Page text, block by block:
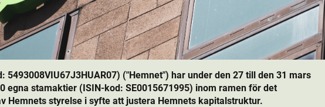
5493008VIU67J3HUAR07) ("Hemnet") har under den 27 till den 31 mars
egna stamaktie­r (ISIN-kod: SE0015671995) inom ramen för det
Hemnets styrelse i syfte att justera Hemnets kapitalstruktur.